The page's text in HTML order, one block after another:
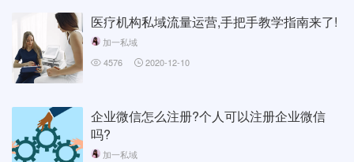
医疗机构私域流量运营,手把手教学指南来了!
加一私域
4576
2020-12-10
企业微信怎么注册?个人可以注册企业微信
吗?
加一私域